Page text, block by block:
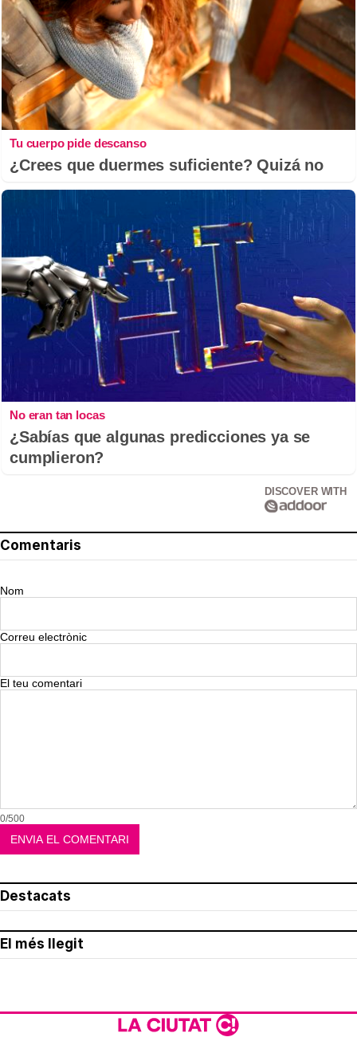
Tu cuerpo pide descanso
¿Crees que duermes suficiente? Quizá no
No eran tan locas
¿Sabías que algunas predicciones ya se
cumplieron?
DISCOVER WITH
Comentaris
Nom
Correu electrònic
El teu comentari
0/500
Destacats
El més llegit